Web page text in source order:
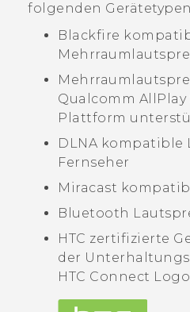
folgenden
Blackfire
Qualcomm AllPlay
Plattform
DLNA kompatible
Fernseher
Miracast
Bluetooth
HTC zertifizierte
der
HTC Connect